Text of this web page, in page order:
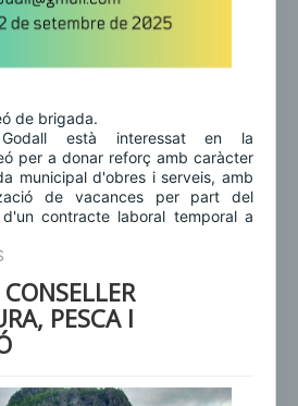
de brigada.
Godall està interessat en la
per a donar reforç amb caràcter
municipal d'obres i serveis, amb
de vacances per part del
contracte laboral temporal a
PESCA I